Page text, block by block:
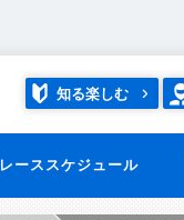
知る楽しむ
レーススケジュール